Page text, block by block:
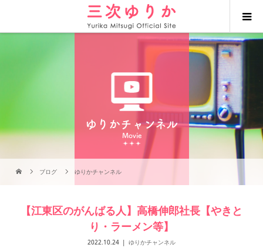
ゆりかチャンネル
Movie
ブログ ゆりかチャンネル
【江東区のがんばる人】高橋伸郎社長【やきと
り・ラーメン等】
2022.10.24 ゆりかチャンネル